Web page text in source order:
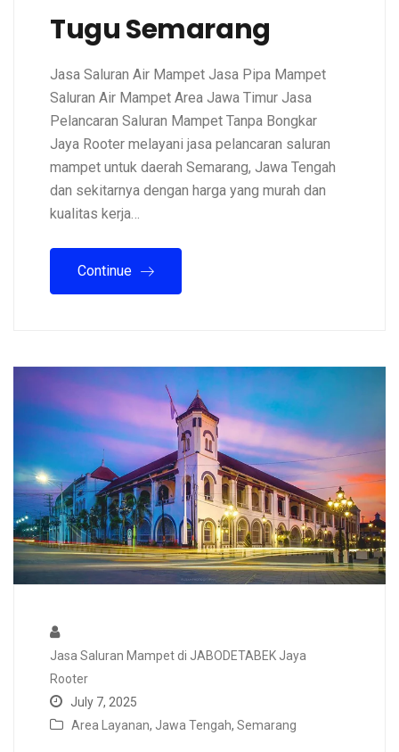
Tugu Semarang
Jasa Saluran Air Mampet Jasa Pipa Mampet
Saluran Air Mampet Area Jawa Timur Jasa
Pelancaran Saluran Mampet Tanpa Bongkar
Jaya Rooter melayani jasa pelancaran saluran
mampet untuk daerah Semarang, Jawa Tengah
dan sekitarnya dengan harga yang murah dan
kualitas kerja…
Continue
Jasa Saluran Mampet di JABODETABEK Jaya
Rooter
July 7, 2025
Area Layanan, Jawa Tengah, Semarang